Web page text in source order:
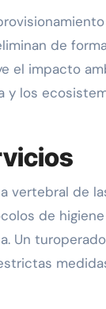
de
el impacto
los
vertebral de
de
Un